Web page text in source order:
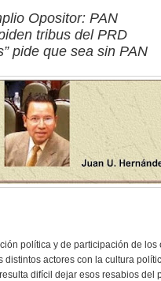
Opositor: PAN
tribus del PRD
pide que sea sin PAN
política y de participación de los
actores con la cultura
difícil dejar esos resabios del